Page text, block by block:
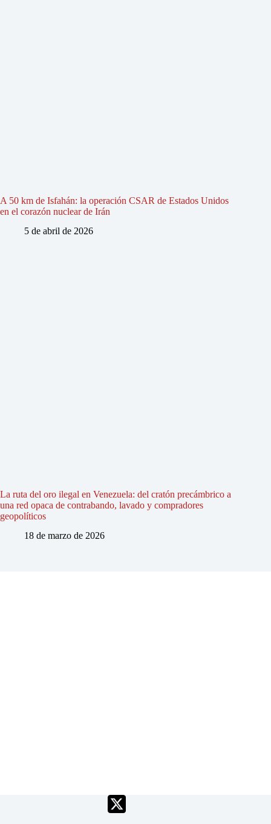
A 50 km de Isfahán: la operación CSAR de Estados Unidos
en el corazón nuclear de Irán
5 de abril de 2026
La ruta del oro ilegal en Venezuela: del cratón precámbrico a
una red opaca de contrabando, lavado y compradores
geopolíticos
18 de marzo de 2026